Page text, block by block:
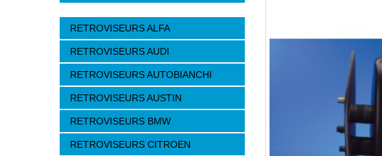
RETROVISEURS ALFA
RETROVISEURS AUDI
RETROVISEURS AUTOBIANCHI
RETROVISEURS AUSTIN
RETROVISEURS BMW
RETROVISEURS CITROEN